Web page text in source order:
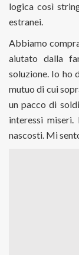
logica così
estranei.
Abbiamo
aiutato dalla
soluzione. Io ho
mutuo di cui
un pacco di
interessi
nascosti. Mi